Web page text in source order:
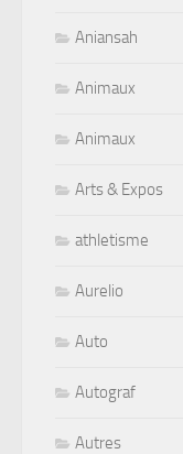
Aniansah
Animaux
Animaux
Arts & Expos
athletisme
Aurelio
Auto
Autograf
Autres